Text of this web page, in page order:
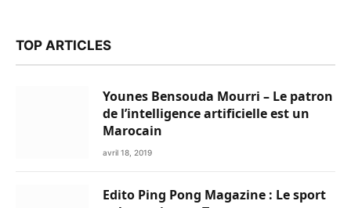
TOP ARTICLES
Younes Bensouda Mourri – Le patron
de l’intelligence artificielle est un
Marocain
avril 18, 2019
Edito Ping Pong Magazine : Le sport